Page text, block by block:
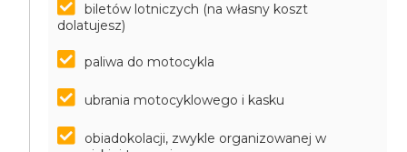
biletów lotniczych (na własny koszt
dolatujesz)
paliwa do motocykla
ubrania motocyklowego i kasku
obiadokolacji, zwykle organizowanej w